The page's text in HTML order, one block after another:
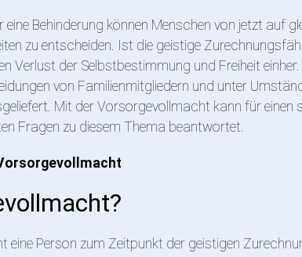
Behinderung können Menschen von jetzt auf
zu entscheiden. Ist die geistige
Verlust der Selbstbestimmung und Freiheit
von Familienmitgliedern und unter
Mit der Vorsorgevollmacht kann für einen
Fragen zu diesem Thema beantwortet.
eine Person zum Zeitpunkt der geistigen